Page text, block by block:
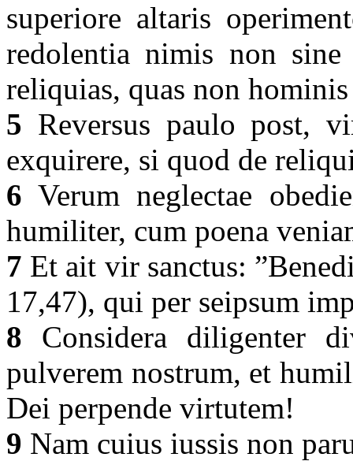
superiore altaris
redolentia nimis non sine
reliquias, quas non
5 Reversus paulo post,
exquirere, si quod de
6 Verum neglectae
humiliter, cum poena
7 Et ait vir sanctus:
17,47), qui per seipsum
8 Considera diligenter
pulverem nostrum, et
Dei perpende virtutem!
9 Nam cuius iussis non